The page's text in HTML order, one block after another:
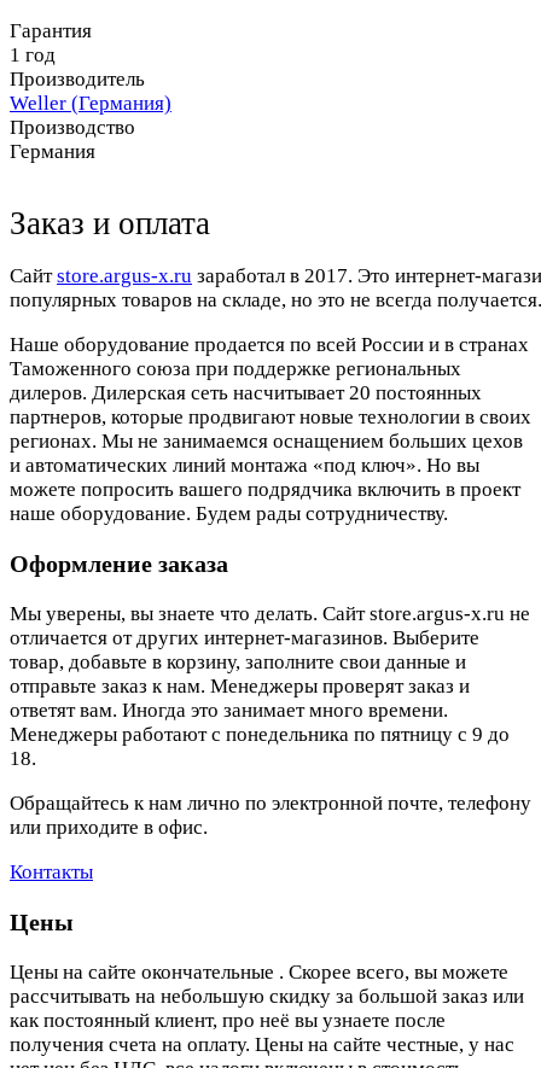
Гарантия
1 год
Производитель
Weller (Германия)
Производство
Германия
Заказ и оплата
Cайтstore.argus-x.ru заработал в 2017. Это интернет-
популярных товаров на складе, но это не всегда
Наше оборудование продается по всей России и в странах
Таможенного союза при поддержке региональных
дилеров. Дилерская сеть насчитывает 20 постоянных
партнеров, которые продвигают новые технологии в своих
регионах. Мы не занимаемся оснащением больших цехов
и автоматических линий монтажа «под ключ». Но вы
можете попросить вашего подрядчика включить в проект
наше оборудование. Будем рады сотрудничеству.
Оформление заказа
Мы уверены, вы знаете что делать. Сайт store.argus-x.ru не
отличается от других интернет-магазинов. Выберите
товар, добавьте в корзину, заполните свои данные и
отправьте заказ к нам. Менеджеры проверят заказ и
ответят вам. Иногда это занимает много времени.
Менеджеры работают с понедельника по пятницу с 9 до
18.
Обращайтесь к нам лично по электронной почте, телефону
или приходите в офис.
Контакты
Цены
Цены на сайте окончательные . Скорее всего, вы можете
рассчитывать на небольшую скидку за большой заказ или
как постоянный клиент, про неё вы узнаете после
получения счета на оплату. Цены на сайте честные, у нас